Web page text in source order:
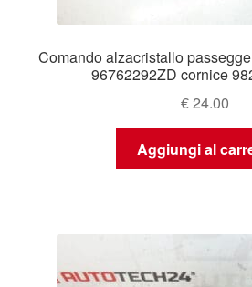
Comando alzacristallo
96762292ZD cornice
€24.00
Aggiungi al